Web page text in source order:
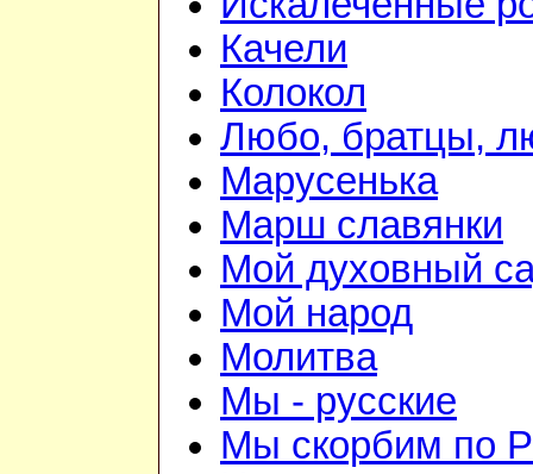
Качели
Колокол
Любо, братцы,
Марусенька
Марш славянки
Мой духовный
Мой народ
Молитва
Мы - русские
Мы скорбим по